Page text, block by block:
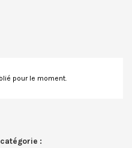
pour le moment.
: